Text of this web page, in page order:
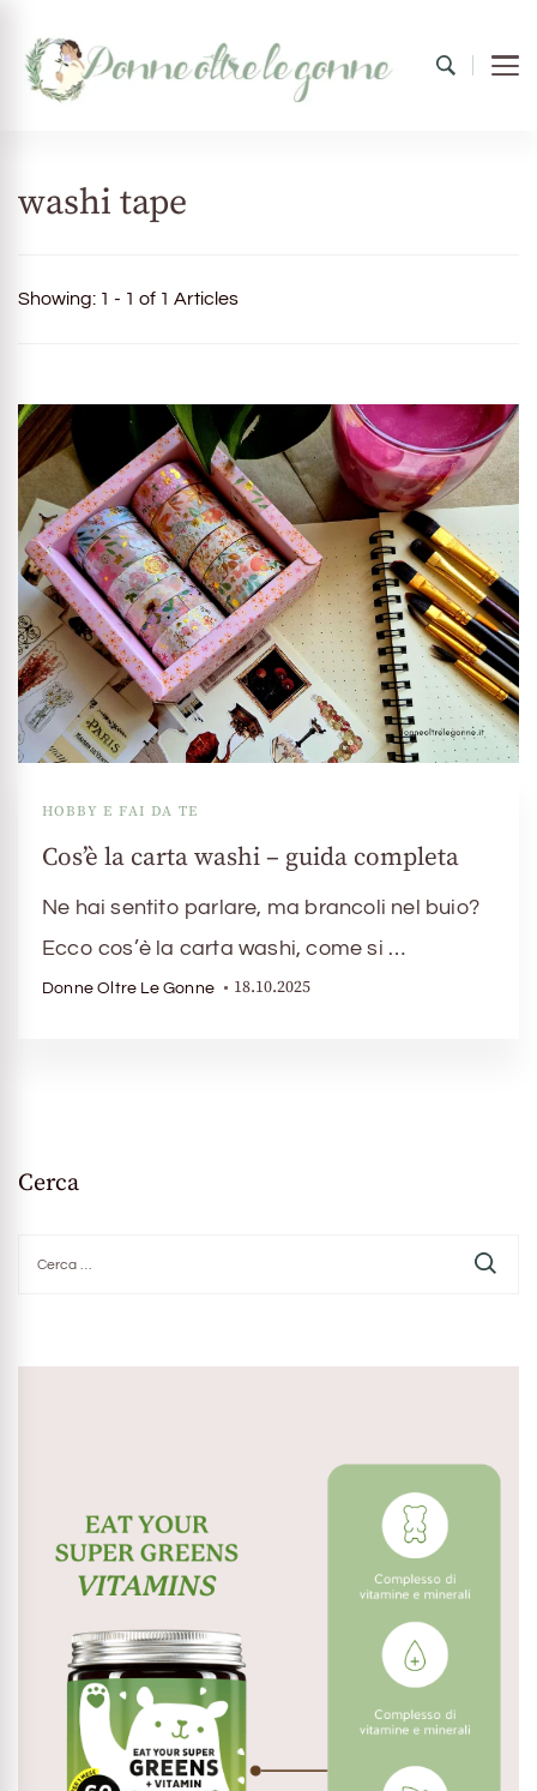
washi tape
Showing: 1 - 1 of 1 Articles
HOBBY E FAI DA TE
Cos’è la carta washi – guida completa
Ne hai sentito parlare, ma brancoli nel buio?
Ecco cos’è la carta washi, come si …
Donne Oltre Le Gonne 18.10.2025
Cerca
per: